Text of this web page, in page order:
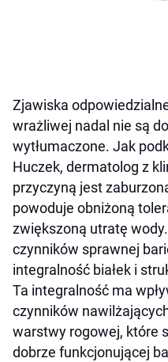
Zjawiska
wrażliwej nadal nie są
wytłumaczone. Jak
Huczek, dermatolog z
przyczyną jest
powoduje obniżoną
zwiększoną utratę
czynników sprawnej
integralność białek i
Ta integralność ma
czynników
warstwy rogowej, które
dobrze funkcjonującej